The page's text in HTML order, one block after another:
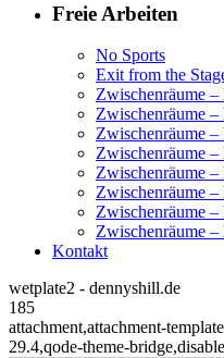
Freie Arbeiten
No Sports
Exit from the
Zwischenräume
Zwischenräume
Zwischenräume
Zwischenräume
Zwischenräume
Zwischenräume
Zwischenräume
Zwischenräume –
Kontakt
wetplate2 - dennyshill.de
185
attachment,attachment-
29.4,qode-theme-